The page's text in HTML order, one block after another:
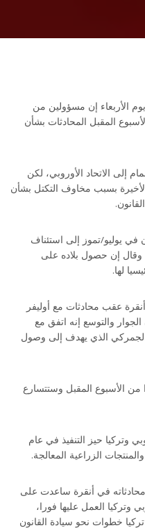
الأربعاء إن مسؤولين من
المقبل المحادثات بشأن
منذ 24 عاما للانضمام إلى الاتحاد الأوروبي، لكن
بسبب مخاوف التكتل بشأن
يوليو/تموز إلى استئناف
وقال إن حصول بلاده على
لها.
عقب محادثات مع أوليفر
والتوسع إنه اتفق مع
الجمركي الذي يهدف إلى وصول
من الأسبوع المقبل وستتسارع
وتركيا حيز التنفيذ في عام
في أنقرة ساعدت على
وتركيا العمل عليها فورا،
خطوات نحو سيادة القانون